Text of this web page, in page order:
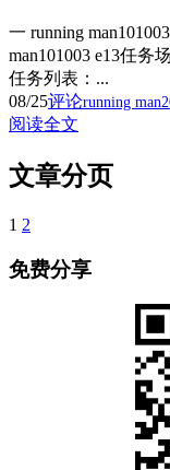
一 running
man101003 e13任务
任务列表：...
08/25评论running
阅读全文
文章分页
1 2
免费分享